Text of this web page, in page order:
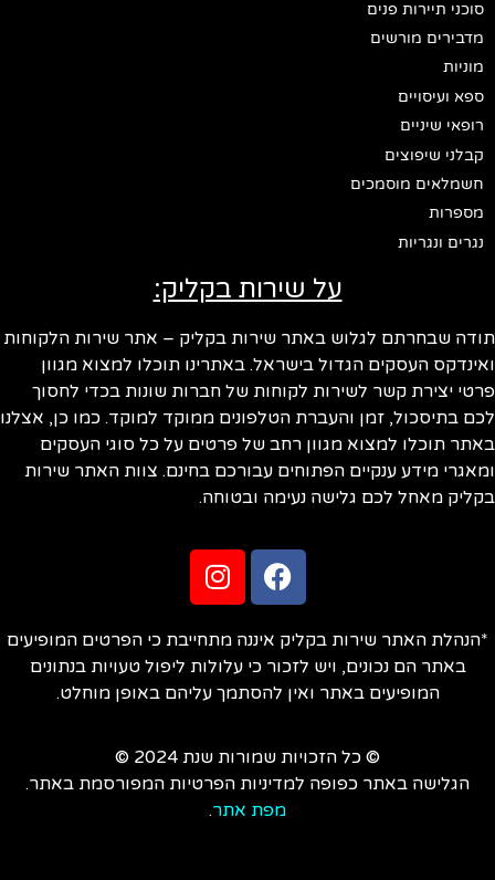
סוכני תיירות פנים
מדבירים מורשים
מוניות
ספא ועיסויים
רופאי שיניים
קבלני שיפוצים
חשמלאים מוסמכים
מספרות
נגרים ונגריות
על שירות בקליק:
תודה שבחרתם לגלוש באתר שירות בקליק – אתר שירות הלקוחות
ואינדקס העסקים הגדול בישראל. באתרינו תוכלו למצוא מגוון
פרטי יצירת קשר לשירות לקוחות של חברות שונות בכדי לחסוך
לכם בתיסכול, זמן והעברת הטלפונים ממוקד למוקד. כמו כן, אצלנו
באתר תוכלו למצוא מגוון רחב של פרטים על כל סוגי העסקים
ומאגרי מידע ענקיים הפתוחים עבורכם בחינם. צוות האתר שירות
בקליק מאחל לכם גלישה נעימה ובטוחה.
*הנהלת האתר שירות בקליק איננה מתחייבת כי הפרטים המופיעים
באתר הם נכונים, ויש לזכור כי עלולות ליפול טעויות בנתונים
המופיעים באתר ואין להסתמך עליהם באופן מוחלט.
© כל הזכויות שמורות שנת 2024 ©
הגלישה באתר כפופה למדיניות הפרטיות המפורסמת באתר.
מפת אתר.